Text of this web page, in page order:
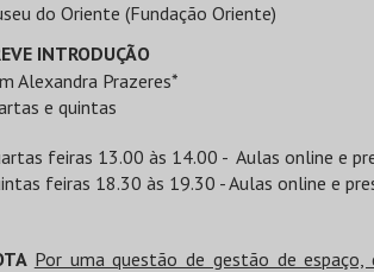
do Oriente (Fundação Oriente)
INTRODUÇÃO
Alexandra Prazeres*
e quintas
feiras 13.00 às 14.00 - Aulas online e
feiras 18.30 às 19.30 - Aulas online e
Por uma questão de gestão de espaço,